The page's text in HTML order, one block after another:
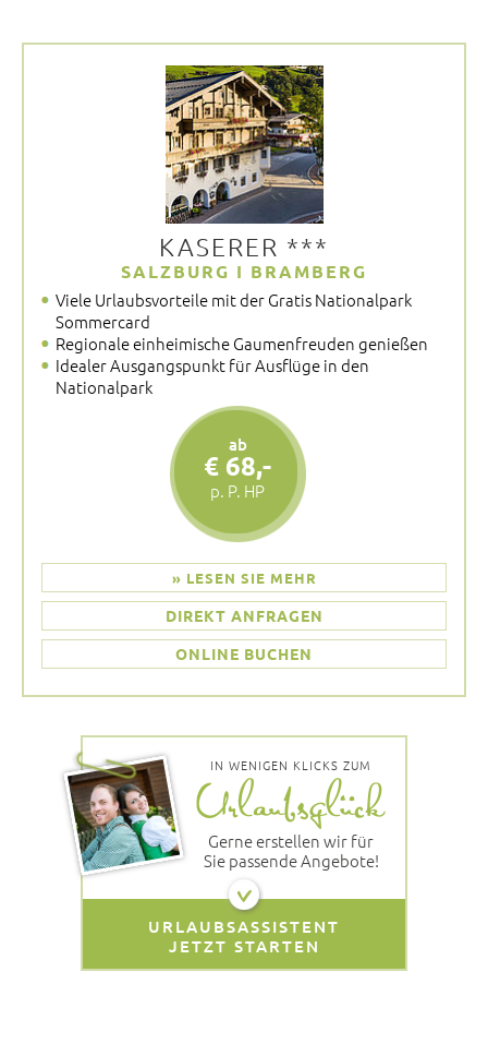
KASERER ***
SALZBURG I BRAMBERG
Viele Urlaubsvorteile mit der Gratis Nationalpark
Sommercard
Regionale einheimische Gaumenfreuden genießen
Idealer Ausgangspunkt für Ausflüge in den
Nationalpark
ab
€ 68,-
p. P. HP
» LESEN SIE MEHR
DIREKT ANFRAGEN
ONLINE BUCHEN
IN WENIGEN KLICKS ZUM
Gerne erstellen wir für
Sie passende Angebote!
URLAUBSASSISTENT
JETZT STARTEN